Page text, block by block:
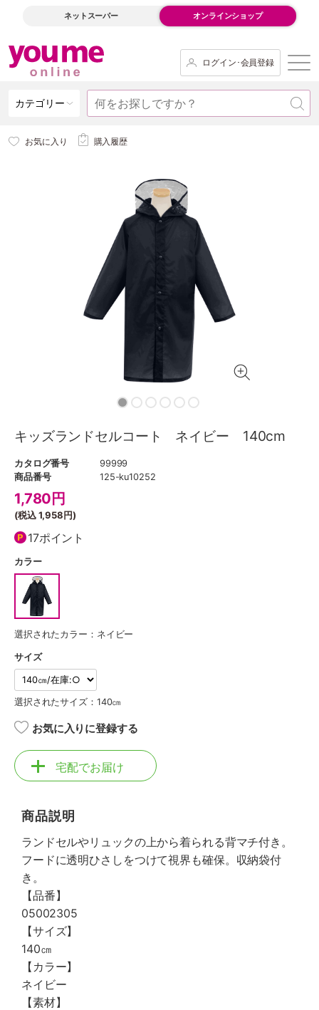
ネットスーパー オンラインショップ
ログイン･会員登録
カテゴリー
お気に入り 購入履歴
キッズランドセルコート ネイビー 140cm
カタログ番号
99999
商品番号
125-ku10252
1,780 円
(税込1,958円)
17ポイント
カラー
選択されたカラー：ネイビー
サイズ
選択されたサイズ：140㎝
お気に入りに登録する
宅配でお届け
商品説明
ランドセルやリュックの上から着られる背マチ付き。
フードに透明ひさしをつけて視界も確保。収納袋付
き。
【品番】
05002305
【サイズ】
140㎝
【カラー】
ネイビー
【素材】